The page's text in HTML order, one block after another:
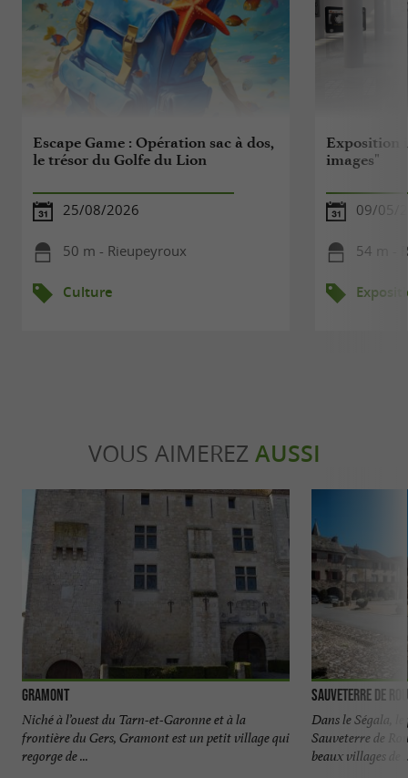
Escape Game : Opération sac à dos,
le trésor du Golfe du Lion
25/08/2026
50 m - Rieupeyroux
Culture
Exposition
images"
09/05/
54 m -
VOUS AIMEREZ AUSSI
Gramont
Niché à l’ouest du Tarn-et-Garonne et à la
frontière du Gers, Gramont est un petit village qui
regorge de ...
Sauveterre de
Dans le Ségala,
Sauveterre de
beaux villages de